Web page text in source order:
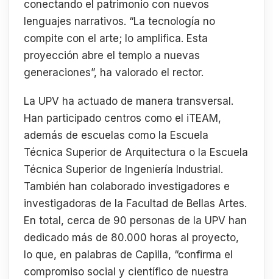
conectando el patrimonio con nuevos
lenguajes narrativos. “La tecnología no
compite con el arte; lo amplifica. Esta
proyección abre el templo a nuevas
generaciones”, ha valorado el rector.
La UPV ha actuado de manera transversal.
Han participado centros como el iTEAM,
además de escuelas como la Escuela
Técnica Superior de Arquitectura o la Escuela
Técnica Superior de Ingeniería Industrial.
También han colaborado investigadores e
investigadoras de la Facultad de Bellas Artes.
En total, cerca de 90 personas de la UPV han
dedicado más de 80.000 horas al proyecto,
lo que, en palabras de Capilla, “confirma el
compromiso social y científico de nuestra